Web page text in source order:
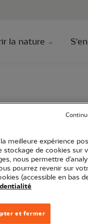
la nature
!
meilleure expérience
stockage de cookies sur
nous permettre
pourrez revenir sur
(accessible en bas
et fermer